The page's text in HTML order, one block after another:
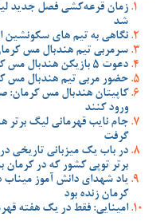
زمان قرعه‌کشی فصل جدید
شد
نگاهی به تیم های سکونشین
سرمربی تیم هندبال مس
دعوت 5 بازیکن هندبال مس کرمان به اردوی تیم ملی کشورمان
حضور مربی تیم هندبال مس
کاپیتان هندبال مس کرمان:
ورود کنند
جام نایب قهرمانی لیگ برتر
گرفت
در باب یک میزبانی تاریخی
برتر توپی کشور که در کرمان
یاد شهدای دانش آموز میناب
کرمان زنده بود
امینایی: فقط در یک هفته